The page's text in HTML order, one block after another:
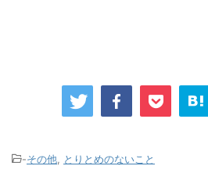
-その他 とりとめのないこと